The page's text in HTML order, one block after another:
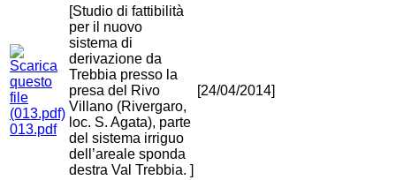
013.pdf
[Studio di fattibilità
per il nuovo
sistema di
derivazione da
Trebbia presso la
presa del Rivo
Villano (Rivergaro,
loc. S. Agata), parte
del sistema irriguo
dell’areale sponda
destra Val Trebbia. ]
[24/04/2014]